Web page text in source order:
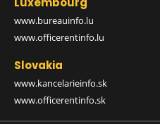
www.bureauinfo.lu
www.officerentinfo.lu
Slovakia
www.kancelarieinfo.sk
www.officerentinfo.sk